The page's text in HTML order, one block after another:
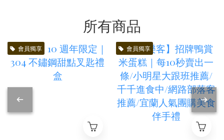
所有商品
會員獨享 會員獨享